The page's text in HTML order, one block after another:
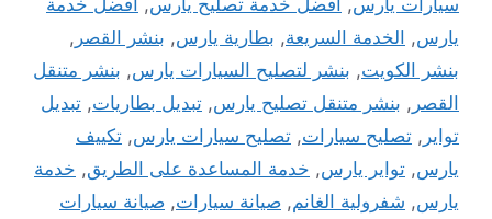
يارس, الخدمة السريعة, بطارية يارس, بنشر القصر ,
بنشر الكويت, بنشر لتصليح السيارات يارس, بنشر متنقل
القصر , بنشر متنقل تصليح يارس, تبديل بطاريات, تبديل
تواير , تصليح سيارات, تصليح سيارات يارس, تكييف
يارس, تواير يارس, خدمة المساعدة على الطريق, خدمة
يارس, شفرولية الغانم, صيانة سيارات, صيانة سيارات